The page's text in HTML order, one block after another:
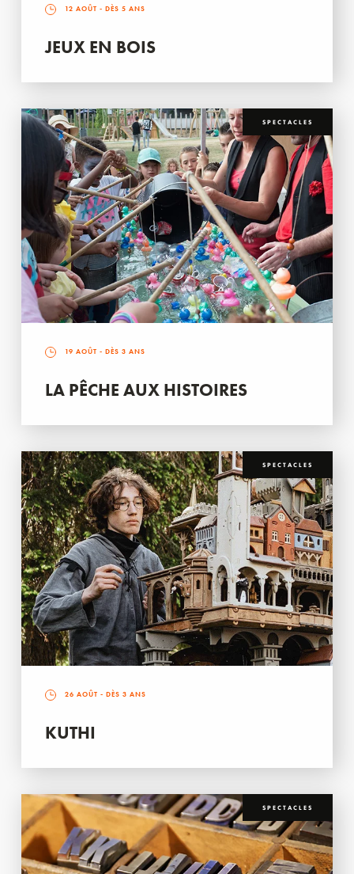
12 AOÛT - DÈS 5 ANS
JEUX EN BOIS
SPECTACLES
19 AOÛT - DÈS 3 ANS
LA PÊCHE AUX HISTOIRES
SPECTACLES
26 AOÛT - DÈS 3 ANS
KUTHI
SPECTACLES